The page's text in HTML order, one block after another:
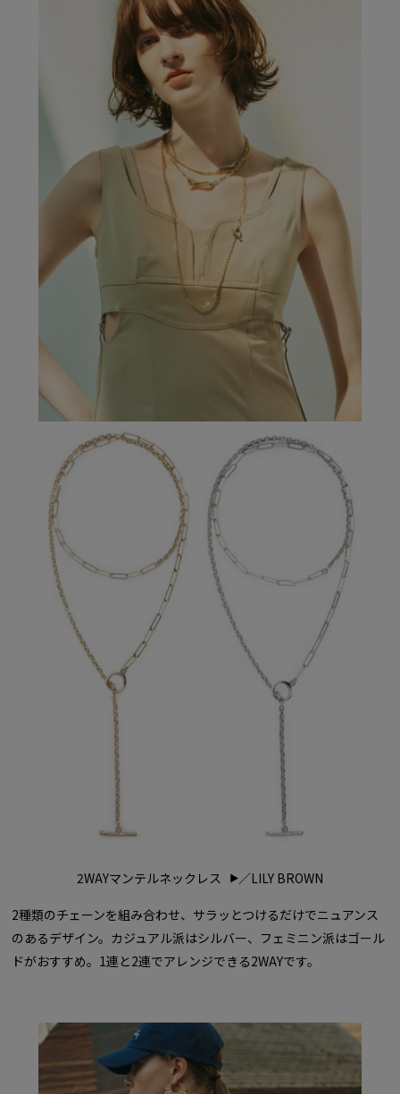
2WAYマンテルネックレス ／LILY BROWN
2種類のチェーンを組み合わせ、サラッとつけるだけでニュアンス
のあるデザイン。カジュアル派はシルバー、フェミニン派はゴール
ドがおすすめ。1連と2連でアレンジできる2WAYです。